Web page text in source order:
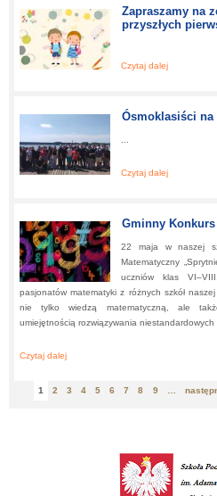
Zapraszamy na
przyszłych
Czytaj dalej
Ósmoklasiści
Czytaj dalej
Gminny Konkurs
22 maja w naszej
Matematyczny
uczniów klas
pasjonatów matematyki z różnych szkół
nie tylko wiedzą matematyczną, ale
umiejętnością rozwiązywania niestandardowych
Czytaj dalej
1 2 3 4 5 6 7 8 9